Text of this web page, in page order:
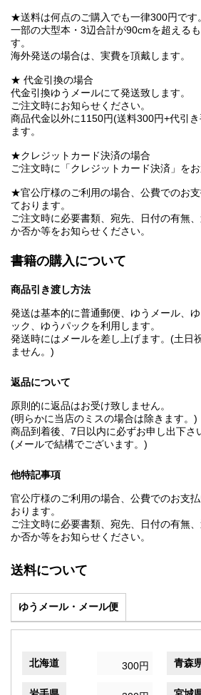
★送料は何点のご購入でも一律300円です。
一部の大型本・3辺合計が90cmを超える
す。
海外発送の場合は、実費を頂戴します。
★ 代金引換の場合
代金引換ゆうメールにて発送致します。
ご注文時にお知らせください。
商品代金以外に1150円(送料300円+代引
ます。
★クレジットカード決済の場合
ご注文時に「クレジットカード決済」をお
★官公庁様のご利用の場合、公費でのお
ております。
ご注文時に必要書類、宛先、日付の有無
か否か等をお知らせください。
書籍の購入について
商品引き渡し方法
発送は基本的に普通郵便、ゆうメール、
ック、ゆうパックを利用します。
発送時にはメールを差し上げます。(土日
ません。)
返品について
原則的に返品はお受け致しません。
(明らかに当店のミスの場合は除きます。)
商品到着後、7日以内に必ずお申し出下さ
(メールで結構でございます。)
他特記事項
官公庁様のご利用の場合、公費でのお支
おります。
ご注文時に必要書類、宛先、日付の有無
か否か等をお知らせください。
送料について
ゆうメール・メール便
北海道 300円 青森